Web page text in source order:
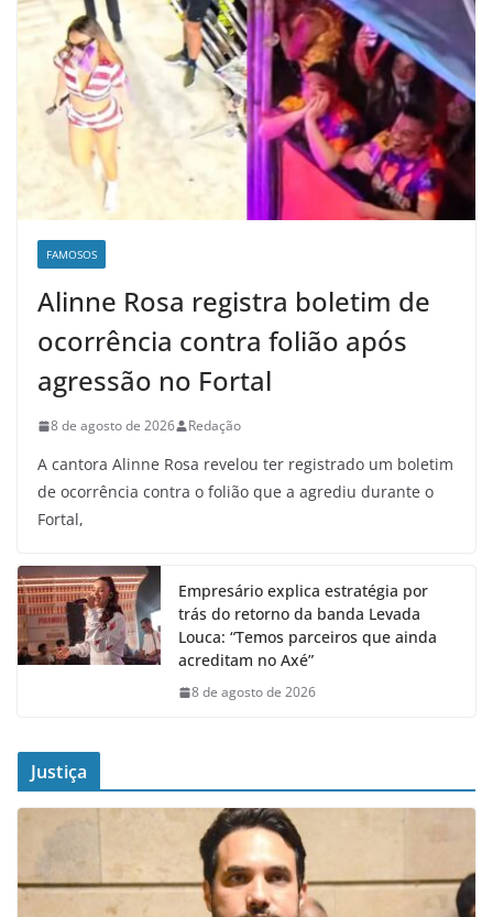
FAMOSOS
Alinne Rosa registra boletim de
ocorrência contra folião após
agressão no Fortal
8 de agosto de 2026 Redação
A cantora Alinne Rosa revelou ter registrado um boletim
de ocorrência contra o folião que a agrediu durante o
Fortal,
Empresário explica estratégia por
trás do retorno da banda Levada
Louca: “Temos parceiros que ainda
acreditam no Axé”
8 de agosto de 2026
Justiça